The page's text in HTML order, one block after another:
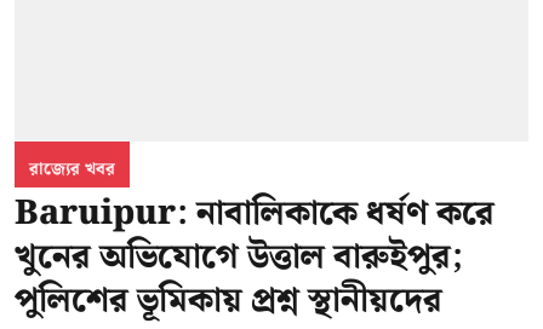
রাজ্যের খবর
Baruipur: নাবালিকাকে ধর্ষণ করে
খুনের অভিযোগে উত্তাল বারুইপুর;
পুলিশের ভূমিকায় প্রশ্ন স্থানীয়দের